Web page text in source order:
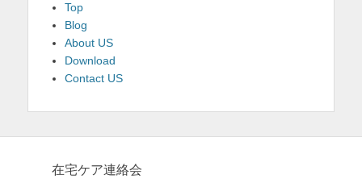
Top
Blog
About US
Download
Contact US
在宅ケア連絡会